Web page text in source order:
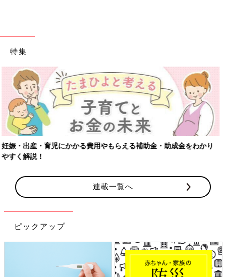
特集
【ワクチン接種できるものも】妊婦の感染症対策、知っておいて！
連載一覧へ
ピックアップ